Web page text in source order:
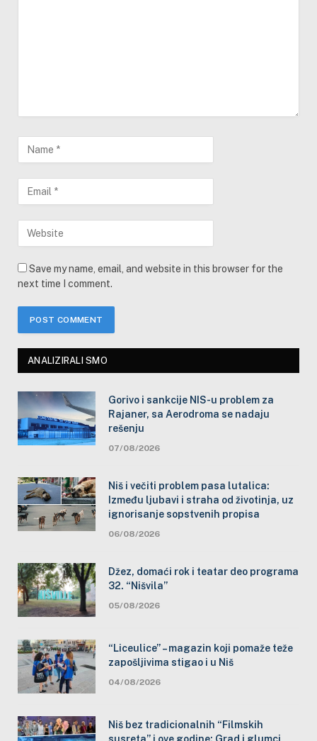
Save my name, email, and website in this browser for the
next time I comment.
ANALIZIRALI SMO
Gorivo i sankcije NIS-u problem za
Rajaner, sa Aerodroma se nadaju
rešenju
07/08/2026
Niš i večiti problem pasa lutalica:
Između ljubavi i straha od životinja, uz
ignorisanje sopstvenih propisa
06/08/2026
Džez, domaći rok i teatar deo programa
32. “Nišvila”
05/08/2026
“Liceulice” – magazin koji pomaže teže
zapošljivima stigao i u Niš
04/08/2026
Niš bez tradicionalnih “Filmskih